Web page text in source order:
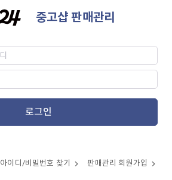
중고샵 판매관리
로그인
아이디/비밀번호 찾기 판매관리 회원가입